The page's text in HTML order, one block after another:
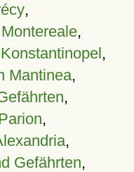
,
,
,
Mantinea,
,
,
,
Gefährten,